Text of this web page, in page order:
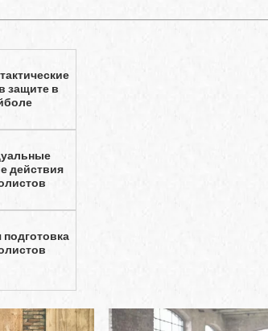
защите в
действия
подготовка